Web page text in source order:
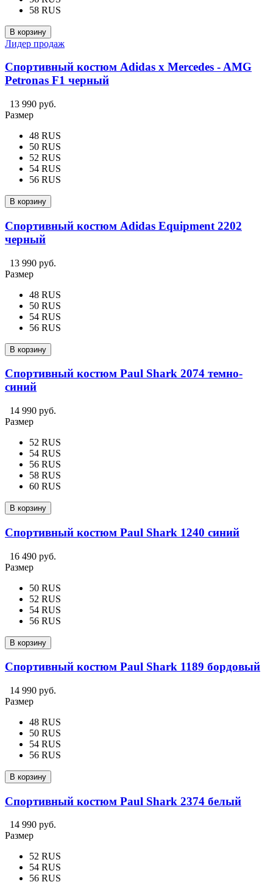
58 RUS
В корзину
Лидер продаж
Спортивный костюм Adidas x Mercedes - AMG
Petronas F1 черный
13 990 руб.
Размер
48 RUS
50 RUS
52 RUS
54 RUS
56 RUS
В корзину
Спортивный костюм Adidas Equipment 2202
черный
13 990 руб.
Размер
48 RUS
50 RUS
54 RUS
56 RUS
В корзину
Спортивный костюм Paul Shark 2074 темно-
синий
14 990 руб.
Размер
52 RUS
54 RUS
56 RUS
58 RUS
60 RUS
В корзину
Спортивный костюм Paul Shark 1240 синий
16 490 руб.
Размер
50 RUS
52 RUS
54 RUS
56 RUS
В корзину
Спортивный костюм Paul Shark 1189 бордовый
14 990 руб.
Размер
48 RUS
50 RUS
54 RUS
56 RUS
В корзину
Спортивный костюм Paul Shark 2374 белый
14 990 руб.
Размер
52 RUS
54 RUS
56 RUS